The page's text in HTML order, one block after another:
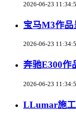
2026-06-23
宝马M3作
2026-06-23
奔驰E300作
2026-06-23
LLumar施